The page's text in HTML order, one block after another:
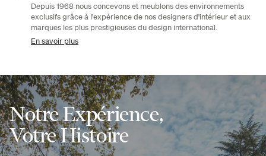
Depuis 1968 nous concevons et meublons des environnements
exclusifs grâce à l'expérience de nos designers d'intérieur et aux
marques les plus prestigieuses du design international.
En savoir plus
Notre Expérience,
Votre Histoire